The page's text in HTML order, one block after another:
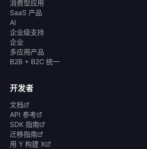
消费型应用
SaaS 产品
AI
企业级支持
企业
多应用产品
B2B + B2C 统一
开发者
文档
API 参考
SDK 指南
迁移指南
用 Y 构建 X